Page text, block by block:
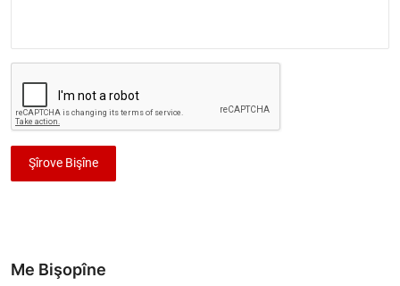
Şîrove Bişîne
Me Bişopîne